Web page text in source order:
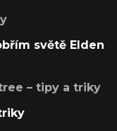
světě Elden
– tipy a triky